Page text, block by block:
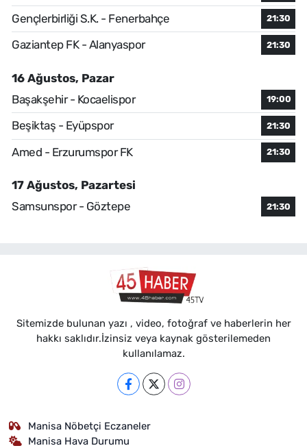
Gençlerbirliği S.K. - Fenerbahçe 21:30
Gaziantep FK - Alanyaspor 21:30
16 Ağustos, Pazar
Başakşehir - Kocaelispor
19:00
Beşiktaş - Eyüpspor 21:30
Amed - Erzurumspor FK 21:30
17 Ağustos, Pazartesi
Samsunspor - Göztepe
21:30
Sitemizde bulunan yazı , video, fotoğraf ve haberlerin her
hakkı saklıdır.İzinsiz veya kaynak gösterilemeden
kullanılamaz.
Manisa Nöbetçi Eczaneler
Manisa Hava Durumu